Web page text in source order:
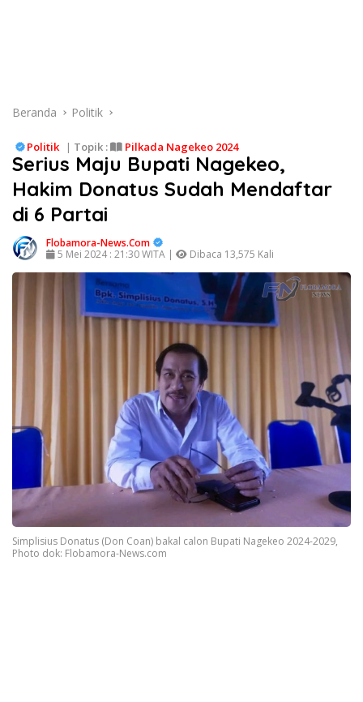
Beranda Politik
Politik | Topik : Pilkada Nagekeo 2024
Serius Maju Bupati Nagekeo,
Hakim Donatus Sudah Mendaftar
di 6 Partai
Flobamora-News.Com
5 Mei 2024 : 21:30 WITA |
Dibaca 13,575 Kali
Simplisius Donatus (Don Coan) bakal calon Bupati Nagekeo 2024-2029,
Photo dok: Flobamora-News.com